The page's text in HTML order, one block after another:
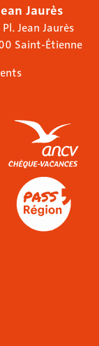
Jaurès
Jean Jaurès
Saint-Étienne